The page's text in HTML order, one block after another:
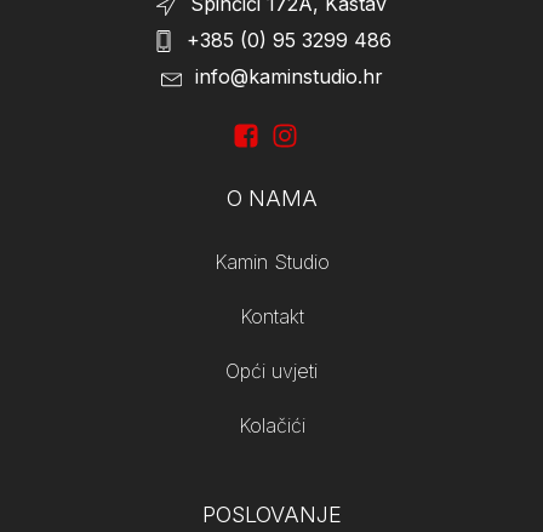
+385 (0) 95 3299 486
info@kaminstudio.hr
O NAMA
Kamin Studio
Kontakt
Opći uvjeti
Kolačići
POSLOVANJE